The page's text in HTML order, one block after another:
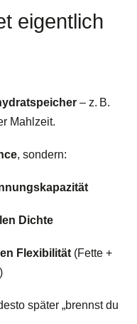
eigentlich
– z. B.
Mahlzeit.
, sondern:
Dichte
Flexibilität (Fette +
später „brennst du